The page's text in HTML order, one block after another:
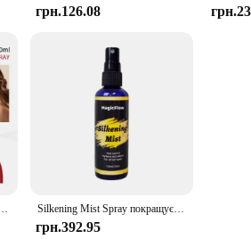
грн.126.08
волосся Зволоження Лікування Відновлюючий Кондиціонер 100 мл Silkening Mist Spray покращує блиск волосся Створення пасм М’який і гладкий Розпилює кучеряве волосся та захищає пошкодження
грн.392.95